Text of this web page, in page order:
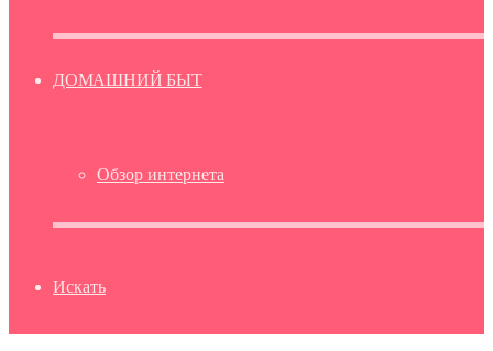
ДОМАШНИЙ БЫТ
Обзор интернета
Искать